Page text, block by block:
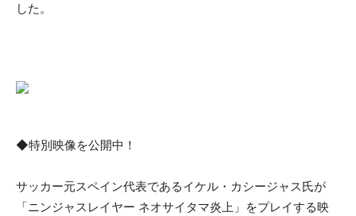
した。
◆特別映像を公開中！
サッカー元スペイン代表であるイケル・カシージャス氏が
「ニンジャスレイヤー ネオサイタマ炎上」をプレイする映